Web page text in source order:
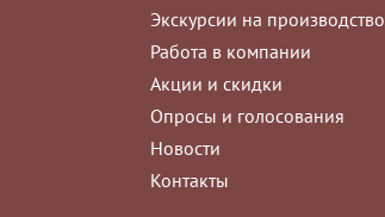
Экскурсии на производство
Работа в компании
Акции и скидки
Опросы и голосования
Новости
Контакты